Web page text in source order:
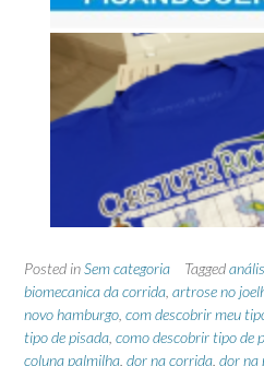
Posted inSem categoria Tagged
biomecanica da corrida artrose no
novo hamburgo com descobrir meu
tipo de pisada como descobrir tipo de
coluna palmilha dor na corrida dor na